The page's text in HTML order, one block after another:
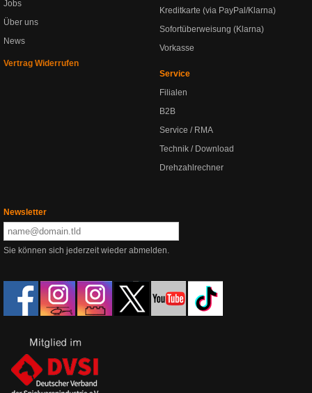
Jobs
Über uns
News
Vertrag Widerrufen
Kreditkarte (via PayPal/Klarna)
Sofortüberweisung (Klarna)
Vorkasse
Service
Filialen
B2B
Service / RMA
Technik / Download
Drehzahlrechner
Newsletter
Sie können sich jederzeit wieder abmelden.